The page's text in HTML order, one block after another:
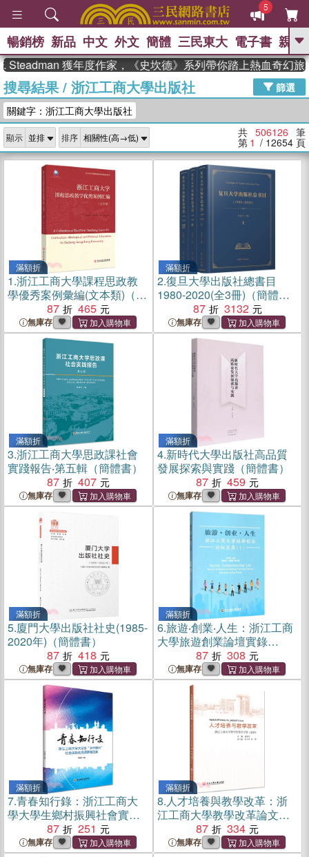
5
GO
熱搜： 東野圭吾 高希均教授回憶錄
、 The Odyssey 、 父親節 、 如果歷
獎 臺灣漫遊錄 、 方念華 、 台灣的李
登輝時代
數學女孩：黎曼猜想 、
偉大的迷走神經
暢銷榜 新品 中文 外文 簡體 三民東大 電子書 親子
獲年度作家，《史坎德》系列帶你踏上熱血奇幻旅程
搜尋結果/ 浙江工商大學出版社
篩選
關鍵字：浙江工商大學出版社
顯示 排序 共 506126 筆
第 1 / 12654 頁
滿額折
1.浙江工商大學課程思政教
學優秀案例彙編(文本類)（簡
87 465
無庫存
滿額折
2.復旦大學出版社總書目
1980-2020(全3冊)（簡體
87 3132
無庫存
滿額折
3.浙江工商大學思政課社會
實踐報告‧第五輯（簡體書）
87
407
無庫存
滿額折
4.新時代大學出版社高品質
發展探索與實踐（簡體書）
87
459
無庫存
滿額折
5.廈門大學出版社社史(1985-
2020年)（簡體書）
87
418
無庫存
滿額折
6.旅遊‧創業‧人生：浙江工商
大學旅遊創業論壇實錄
Ⅰ（簡體書）
87 308
無庫存
滿額折
7.青春知行錄：浙江工商大
學大學生鄉村振興社會實踐
優秀調研報告集（簡體書）
87 251
無庫存
滿額折
8.人才培養與教學改革：浙
江工商大學教學改革論文集
(2018)（簡體書）
87 334
無庫存